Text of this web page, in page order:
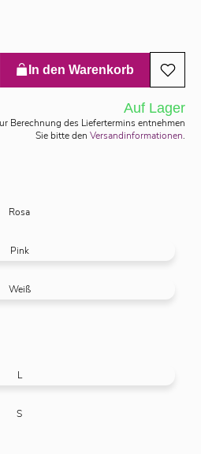
In den Warenkorb
Auf Lager
Berechnung des Liefertermins entnehmen
Sie bitte den Versandinformationen.
Rosa
Pink
Weiß
L
S